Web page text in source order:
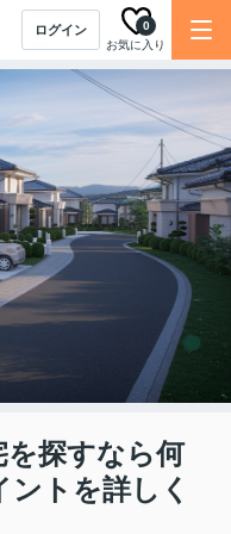
ログイン
お気に入り
0
を探すなら何
トを詳しく